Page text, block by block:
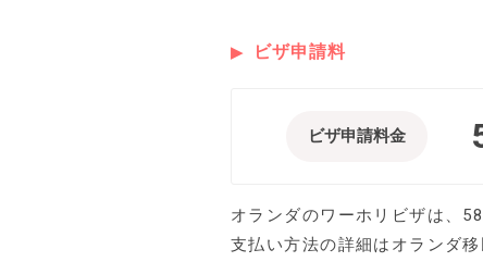
ビザ申請料
ビザ申請料金
オランダのワーホリビザは、
支払い方法の詳細はオランダ